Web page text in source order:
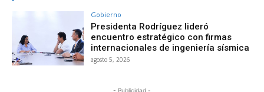
Gobierno
Presidenta Rodríguez lideró
encuentro estratégico con firmas
internacionales de ingeniería sísmica
agosto 5, 2026
- Publicidad -